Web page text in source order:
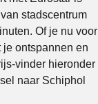
stadscentrum
Of je nu voor
ontspannen en
vinder hieronder
naar Schiphol